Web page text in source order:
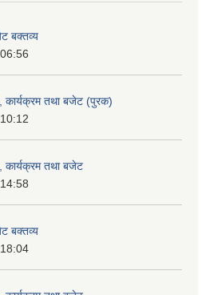
बक्तव्य
कार्यक्रम तथा बजेट (पुरक)
कार्यक्रम तथा बजेट
बक्तव्य